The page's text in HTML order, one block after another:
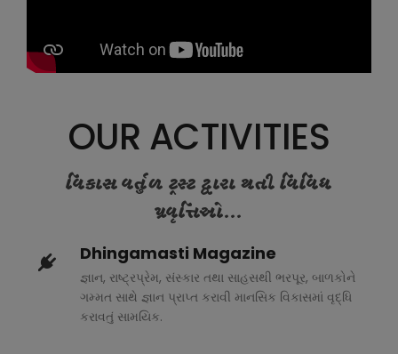
OUR ACTIVITIES
વિકાસ વર્તુળ ટ્રસ્ટ દ્વારા થતી વિવિધ
પ્રવૃત્તિઓ...
Dhingamasti Magazine
જ્ઞાન, રાષ્ટ્રપ્રેમ, સંસ્કાર તથા સાહસથી ભરપૂર, બાળકોને
ગમ્મત સાથે જ્ઞાન પ્રાપ્ત કરાવી માનસિક વિકાસમાં વૃદ્ધિ
કરાવતું સામયિક.